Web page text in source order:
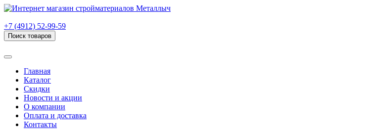
+7 (4912) 52-99-59
Поиск товаров
Главная
Каталог
Скидки
Новости и акции
О компании
Оплата и доставка
Контакты